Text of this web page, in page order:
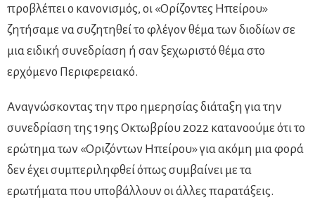
προβλέπει ο κανονισμός, οι «Ορίζοντες Ηπείρου»
ζητήσαμε να συζητηθεί το φλέγον θέμα των διοδίων σε
μια ειδική συνεδρίαση ή σαν ξεχωριστό θέμα στο
ερχόμενο Περιφερειακό.
Αναγνώσκοντας την προ ημερησίας διάταξη για την
συνεδρίαση της 19ης Οκτωβρίου 2022 κατανοούμε ότι το
ερώτημα των «Οριζόντων Ηπείρου» για ακόμη μια φορά
δεν έχει συμπεριληφθεί όπως συμβαίνει με τα
ερωτήματα που υποβάλλουν οι άλλες παρατάξεις.